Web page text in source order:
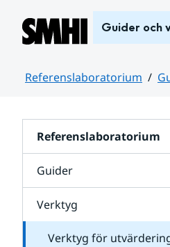
Hoppa till sidans innehåll
Guider och
Referenslaboratorium
Referenslaboratorium
Guider
Verktyg
Verktyg för